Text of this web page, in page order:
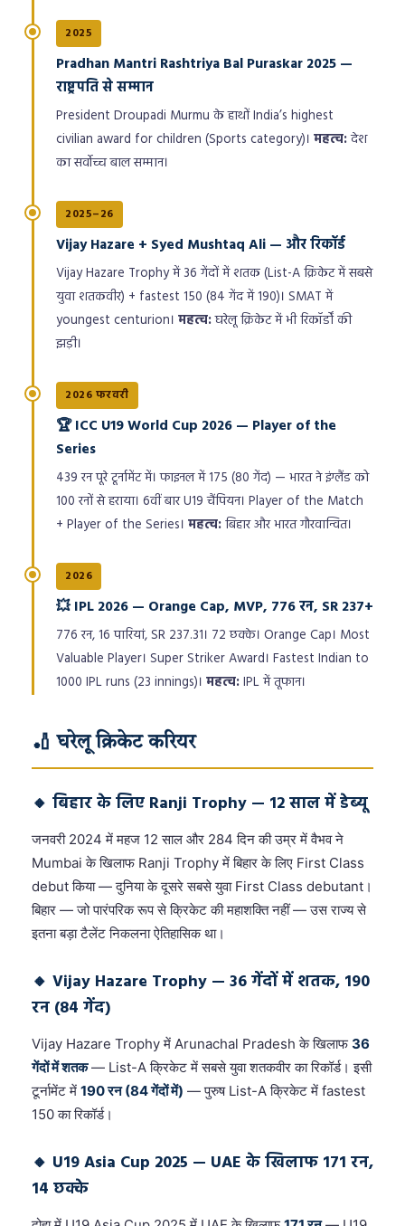
2025
Pradhan Mantri Rashtriya Bal Puraskar 2025 —
राष्ट्रपति से सम्मान
President Droupadi Murmu के हाथों India’s highest
civilian award for children (Sports category)। महत्व:देश
का सर्वोच्च बाल सम्मान।
2025–26
Vijay Hazare + Syed Mushtaq Ali — और रिकॉर्ड
Vijay Hazare Trophy में 36 गेंदों में शतक (List-A क्रिकेट में सबसे
युवा शतकवीर) + fastest 150 (84 गेंद में 190)। SMAT में
youngest centurion। महत्व:घरेलू क्रिकेट में भी रिकॉर्डों की
झड़ी।
2026 फरवरी
🏆 ICC U19 World Cup 2026 — Player of the
Series
439 रन पूरे टूर्नामेंट में। फाइनल में 175 (80 गेंद) — भारत ने इंग्लैंड को
100 रनों से हराया। 6वीं बार U19 चैंपियन। Player of the Match
+ Player of the Series। महत्व:बिहार और भारत गौरवान्वित।
2026
💥 IPL 2026 — Orange Cap, MVP, 776 रन, SR 237+
776 रन, 16 पारियां, SR 237.31। 72 छक्के। Orange Cap। Most
Valuable Player। Super Striker Award। Fastest Indian to
1000 IPL runs (23 innings)। महत्व:IPL में तूफान।
🏏 घरेलू क्रिकेट करियर
🔸 बिहार के लिए Ranji Trophy — 12 साल में डेब्यू
जनवरी 2024 में महज 12 साल और 284 दिन की उम्र में वैभव ने
Mumbai के खिलाफ Ranji Trophy में बिहार के लिए First Class
debut किया — दुनिया के दूसरे सबसे युवा First Class debutant।
बिहार — जो पारंपरिक रूप से क्रिकेट की महाशक्ति नहीं — उस राज्य से
इतना बड़ा टैलेंट निकलना ऐतिहासिक था।
🔸 Vijay Hazare Trophy — 36 गेंदों में शतक, 190
रन (84 गेंद)
Vijay Hazare Trophy में Arunachal Pradesh के खिलाफ 36
गेंदों में शतक— List-A क्रिकेट में सबसे युवा शतकवीर का रिकॉर्ड। इसी
टूर्नामेंट में 190 रन (84 गेंदों में) — पुरुष List-A क्रिकेट में fastest
150 का रिकॉर्ड।
🔸 U19 Asia Cup 2025 — UAE के खिलाफ 171 रन,
14 छक्के